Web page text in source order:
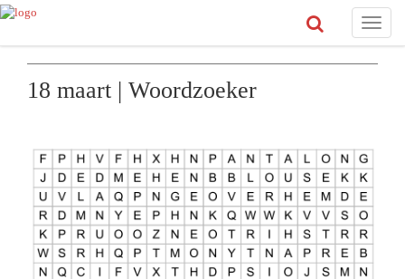
Toggle
18 maart | Woordzoeker